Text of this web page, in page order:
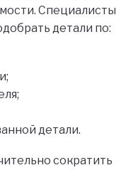
Специалисты
детали по:
детали.
сократить